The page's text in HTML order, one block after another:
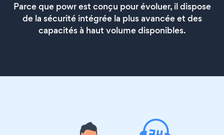
Parce que powr est conçu pour évoluer, il dispose
de la sécurité intégrée la plus avancée et des
capacités à haut volume disponibles.